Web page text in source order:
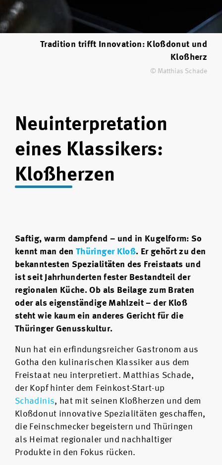
Tradition trifft Innovation: Kloßdonut und
Kloßherz
© Matthias Schade
Neuinterpretation
eines Klassikers:
Kloßherzen
Saftig, warm dampfend – und in Kugelform: So
kennt man denThüringer Kloß. Er gehört zu den
bekanntesten Spezialitäten des Freistaats und
ist seit Jahrhunderten fester Bestandteil der
regionalen Küche. Ob als Beilage zum Braten
oder als eigenständige Mahlzeit – der Kloß
steht wie kaum ein anderes Gericht für die
Thüringer Genusskultur.
Nun hat ein erfindungsreicher Gastronom aus
Gotha den kulinarischen Klassiker aus dem
Freistaat neu interpretiert. Matthias Schade,
der Kopf hinter dem Feinkost-Start-up
Schadinis, hat mit seinen Kloßherzen und dem
Kloßdonut innovative Spezialitäten geschaffen,
die Feinschmecker begeistern und Thüringen
als Heimat regionaler und nachhaltiger
Produkte in den Fokus rücken.